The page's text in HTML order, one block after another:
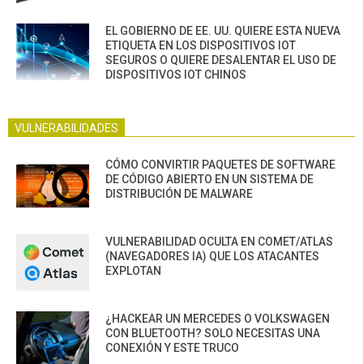
EL GOBIERNO DE EE. UU. QUIERE ESTA NUEVA
ETIQUETA EN LOS DISPOSITIVOS IOT
SEGUROS O QUIERE DESALENTAR EL USO DE
DISPOSITIVOS IOT CHINOS
VULNERABILIDADES
CÓMO CONVIRTIR PAQUETES DE SOFTWARE
DE CÓDIGO ABIERTO EN UN SISTEMA DE
DISTRIBUCIÓN DE MALWARE
VULNERABILIDAD OCULTA EN COMET/ATLAS
(NAVEGADORES IA) QUE LOS ATACANTES
EXPLOTAN
¿HACKEAR UN MERCEDES O VOLKSWAGEN
CON BLUETOOTH? SOLO NECESITAS UNA
CONEXIÓN Y ESTE TRUCO